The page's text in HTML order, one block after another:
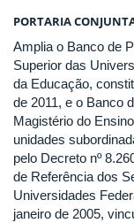
PORTARIA
Amplia o Banco de
Superior das
da Educação,
de 2011, e o Banco
Magistério do
unidades
pelo Decreto nº
de Referência dos
Universidades
janeiro de 2005,